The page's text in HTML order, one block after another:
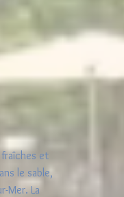
et
le sable,
Mer. La